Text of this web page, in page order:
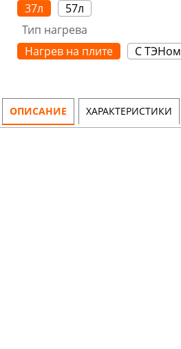
37л
57л
Тип нагрева
Нагрев на плите
С ТЭНом
ОПИСАНИЕ ХАРАКТЕРИСТИКИ